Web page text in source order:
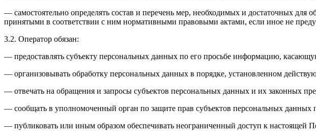
— самостоятельно определять состав и перечень мер, необходимых и достаточных
принятыми в соответствии с ним нормативными правовыми актами, если иное не
3.2. Оператор обязан:
— предоставлять субъекту персональных данных по его просьбе информацию,
— организовывать обработку персональных данных в порядке, установленном
— отвечать на обращения и запросы субъектов персональных данных и их законных
— сообщать в уполномоченный орган по защите прав субъектов персональных данных
— публиковать или иным образом обеспечивать неограниченный доступ к настоящей